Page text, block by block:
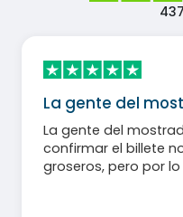
437
La gente del
La gente del
confirmar el billete
groseros, pero por